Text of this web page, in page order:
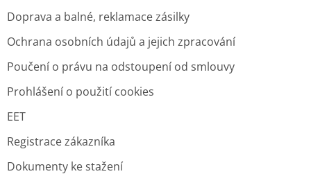
Doprava a balné, reklamace zásilky
Ochrana osobních údajů a jejich zpracování
Poučení o právu na odstoupení od smlouvy
Prohlášení o použití cookies
EET
Registrace zákazníka
Dokumenty ke stažení